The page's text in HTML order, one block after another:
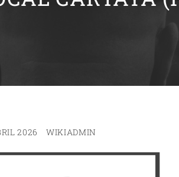
2026 WIKIADMIN